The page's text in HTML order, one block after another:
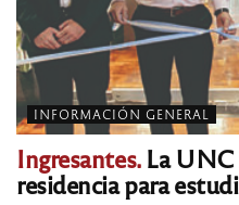
INFORMACIÓN GENERAL
Ingresantes.La UNC
residencia para